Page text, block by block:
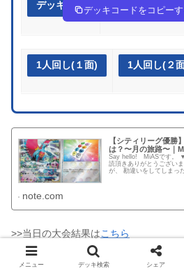
デッキ作成 vkdf5w-nFfti5-
デッキコードをコピーす
1人回し(１面) 1人回し(２
【シティリーグ優勝
は？〜月の旅路〜｜
Say hello! MiASです。 ▼
読頂きありがとうござい
が、 勘違いをしてしまっ
note.com
>>当日の大会結果はこちら
メニュー デッキ検索 シェア